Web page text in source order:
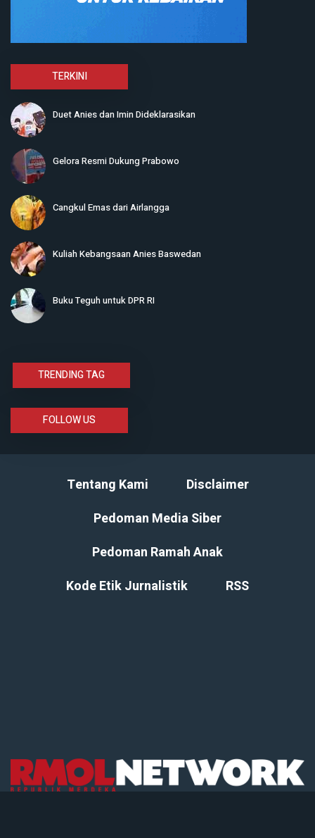
TERKINI
Duet Anies dan Imin Dideklarasikan
Gelora Resmi Dukung Prabowo
Cangkul Emas dari Airlangga
Kuliah Kebangsaan Anies Baswedan
Buku Teguh untuk DPR RI
TRENDING TAG
FOLLOW US
Tentang Kami
Disclaimer
Pedoman Media Siber
Pedoman Ramah Anak
Kode Etik Jurnalistik
RSS